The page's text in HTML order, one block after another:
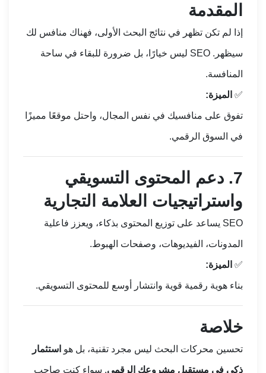
المقدمة
إذا لم تكن تظهر في نتائج البحث الأولى، فهناك منافس لك
سيظهر. SEO ليس خيارًا، بل ضرورة للبقاء في ساحة
المنافسة.
✅ الميزة:
تفوق على منافسيك في نفس المجال، واحتل موقعًا مميزًا
في السوق الرقمي.
7. دعم المحتوى التسويقي
واستراتيجيات العلامة التجارية
SEO يساعد على توزيع المحتوى بذكاء، ويعزز فاعلية
المدونات، الفيديوهات، وصفحات الهبوط.
✅ الميزة:
بناء هوية رقمية قوية وانتشار أوسع للمحتوى التسويقي.
خلاصة
تحسين محركات البحث ليس مجرد تقنية، بل هو استثمار
ذكي في مستقبل مشروعك الرقمي. سواء كنت صاحب